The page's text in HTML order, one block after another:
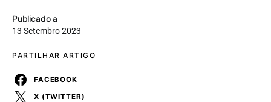
Publicado a
13 Setembro 2023
PARTILHAR ARTIGO
FACEBOOK
X (TWITTER)